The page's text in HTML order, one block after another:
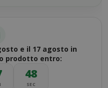
e il 17 agosto in
prodotto entro:
47
SEC